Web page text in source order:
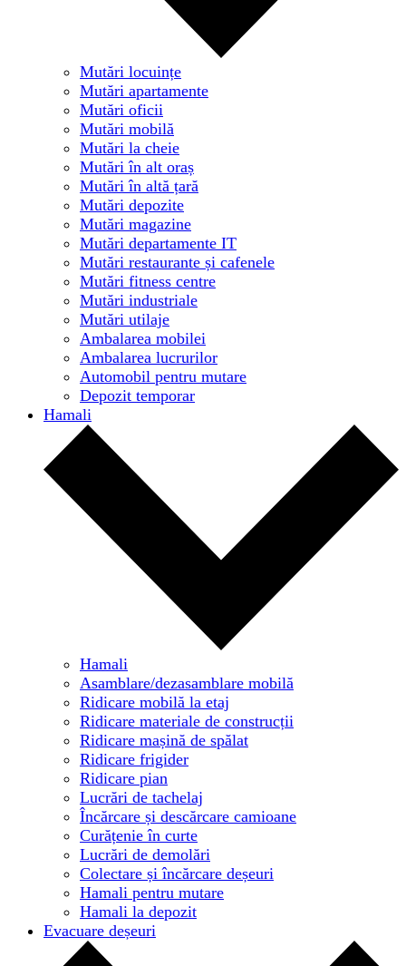
Mutări locuințe
Mutări apartamente
Mutări oficii
Mutări mobilă
Mutări la cheie
Mutări în alt oraș
Mutări în altă țară
Mutări depozite
Mutări magazine
Mutări departamente IT
Mutări restaurante și cafenele
Mutări fitness centre
Mutări industriale
Mutări utilaje
Ambalarea mobilei
Ambalarea lucrurilor
Automobil pentru mutare
Depozit temporar
Hamali
Hamali
Asamblare/dezasamblare mobilă
Ridicare mobilă la etaj
Ridicare materiale de construcții
Ridicare mașină de spălat
Ridicare frigider
Ridicare pian
Lucrări de tachelaj
Încărcare și descărcare camioane
Curățenie în curte
Lucrări de demolări
Colectare și încărcare deșeuri
Hamali pentru mutare
Hamali la depozit
Evacuare deșeuri